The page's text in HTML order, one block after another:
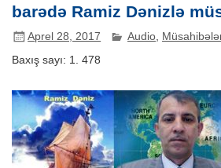
barədə Ramiz Dənizlə
Aprel 28, 2017 Audio
Baxış sayı: 1. 478